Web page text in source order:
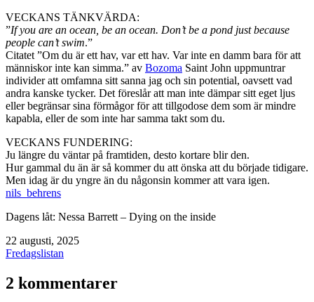
VECKANS TÄNKVÄRDA:
”If you are an ocean, be an ocean. Don’t be a pond just because
people can’t swim.”
Citatet ”Om du är ett hav, var ett hav. Var inte en damm bara för att
människor inte kan simma.” av Bozoma Saint John uppmuntrar
individer att omfamna sitt sanna jag och sin potential, oavsett vad
andra kanske tycker. Det föreslår att man inte dämpar sitt eget ljus
eller begränsar sina förmågor för att tillgodose dem som är mindre
kapabla, eller de som inte har samma takt som du.
VECKANS FUNDERING:
Ju längre du väntar på framtiden, desto kortare blir den.
Hur gammal du än är så kommer du att önska att du började tidigare.
Men idag är du yngre än du någonsin kommer att vara igen.
nils_behrens
Dagens låt: Nessa Barrett – Dying on the inside
Publicerat
den
22 augusti, 2025
Kategoriserat
Fredagslistan
2 kommentarer